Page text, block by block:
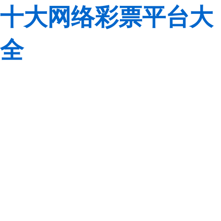
十大网络彩票平台大
全